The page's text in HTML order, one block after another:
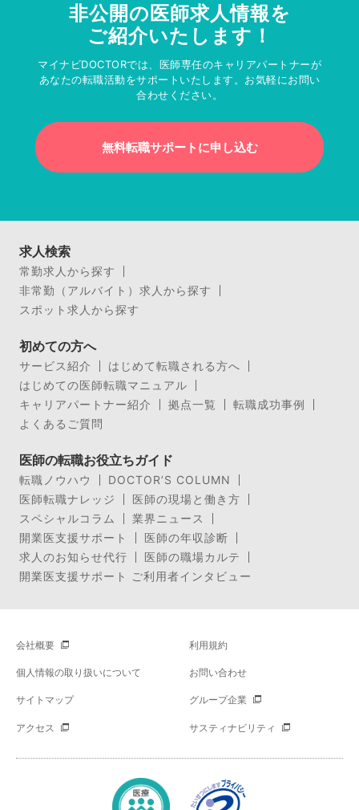
非公開の医師求人情報を
ご紹介いたします！
マイナビDOCTORでは、医師専任のキャリアパートナーが
あなたの転職活動をサポートいたします。お気軽にお問い
合わせください。
無料転職サポートに申し込む
求人検索
常勤求人から探す
非常勤（アルバイト）求人から探す
スポット求人から探す
初めての方へ
サービス紹介
はじめて転職される方へ
はじめての医師転職マニュアル
キャリアパートナー紹介
拠点一覧
転職成功事例
よくあるご質問
医師の転職お役立ちガイド
転職ノウハウ
DOCTOR’S COLUMN
医師転職ナレッジ
医師の現場と働き方
スペシャルコラム
業界ニュース
開業医支援サポート
医師の年収診断
求人のお知らせ代行
医師の職場カルテ
開業医支援サポート ご利用者インタビュー
会社概要 利用規約
個人情報の取り扱いについて お問い合わせ
サイトマップ グループ企業
アクセス サスティナビリティ